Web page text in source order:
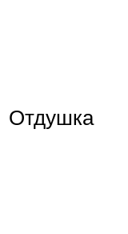
Отдушка